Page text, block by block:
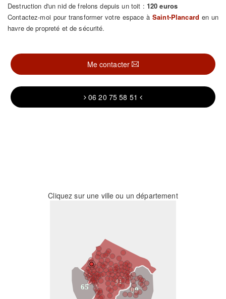
Destruction d'un nid de frelons depuis un toit : 120 euros
Contactez-moi pour transformer votre espace à Saint-Plancard en un
havre de propreté et de sécurité.
Me contacter
06 20 75 58 51
Cliquez sur une ville ou un département
31
09
65